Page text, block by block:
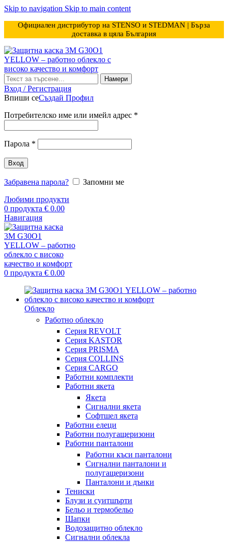
Skip to navigation Skip to main content
Официален дистрибутор на STENSO и STEDMAN | Бърза
доставка в цяла България
Намери
Вход / Регистрация
Впиши сеСъздай Профил
Потребителско име или имейл адрес *
Парола *
Вход
Забравена парола?
Запомни ме
Любими продукти
0 продукта € 0.00
Навигация
0 продукта € 0.00
Облекло
Работно облекло
Серия REVOLT
Серия KASTOR
Серия PRISMA
Серия COLLINS
Серия CARGO
Работни комплекти
Работни якета
Якета
Сигнални якета
Софтшел якета
Работни елеци
Работни полугащеризони
Работни панталони
Работни къси панталони
Сигнални панталони и
полугащеризони
Панталони и дънки
Тениски
Блузи и суитшърти
Бельо и термобельо
Шапки
Водозащитно облекло
Сигнални облекла